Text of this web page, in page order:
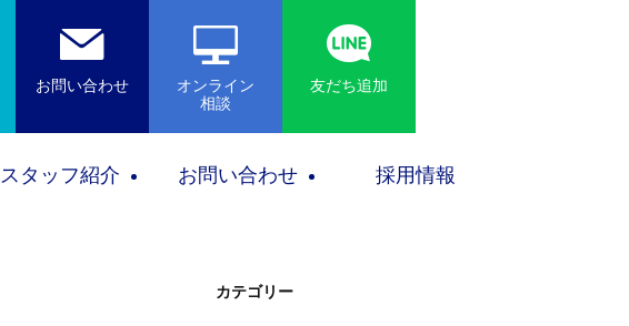
スタッフ紹介 お問い合わせ 採用情報
お問い合わせ
オンライン
相談
友だち追加
カテゴリー